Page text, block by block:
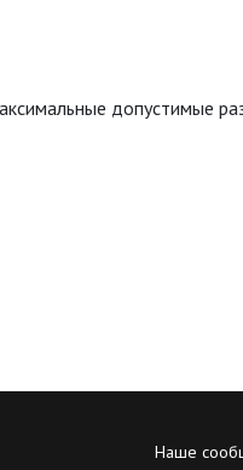
допустимые
Наше